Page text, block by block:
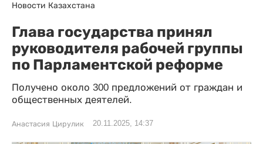
Новости Казахстана
Глава государства принял
руководителя рабочей группы
по Парламентской реформе
Получено около 300 предложений от граждан и
общественных деятелей.
Анастасия Цирулик 20.11.2025, 14:37